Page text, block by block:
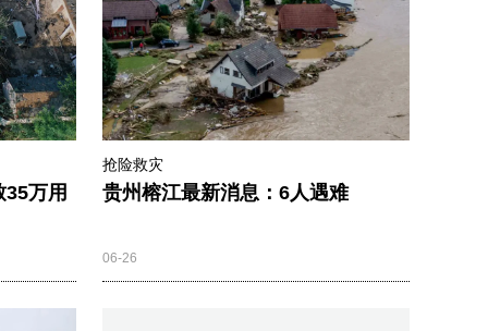
万用
抢险救灾
贵州榕江最新消息：6人遇难
06-26